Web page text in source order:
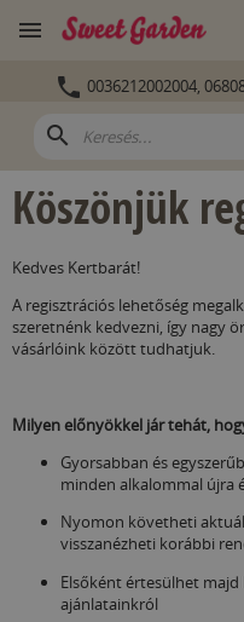

 0036212002004,
search
Köszönjük
Kedves Kertbarát!
A regisztrációs lehetőség
szeretnénk kedvezni, így nagy
vásárlóink között tudhatjuk.
Milyen előnyökkel jár tehát,
Gyorsabban és
minden alkalommal újra
Nyomon követheti
visszanézheti korábbi
Elsőként értesülhet
ajánlatainkról